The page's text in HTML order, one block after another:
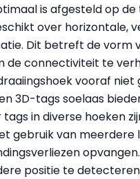
is afgesteld op de
over horizontale,
Dit betreft de vorm
de connectiviteit te
vooraf niet
3D-tags soelaas
in diverse hoeken
gebruik van meerdere
opvangen.
positie te